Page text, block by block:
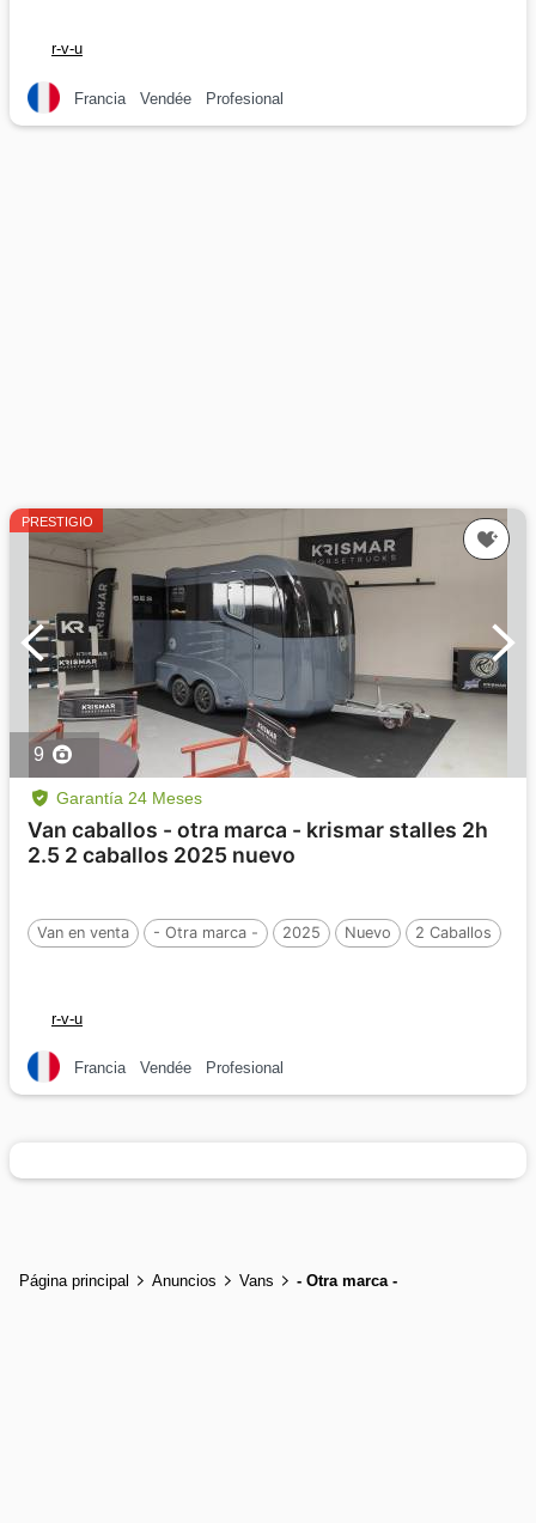
r-v-u
Francia Vendée Profesional
PRESTIGIO
9
Garantía 24 Meses
Van caballos - otra marca - krismar stalles 2h
2.5 2 caballos 2025 nuevo
Van en venta - Otra marca - 2025 Nuevo 2 Caballos
r-v-u
Francia Vendée Profesional
Página principal Anuncios Vans - Otra marca -